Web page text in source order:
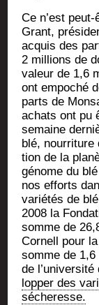
Ce n’est
Grant,
acquis des
2 mil­lions de
valeur de 1,6
ont empo­ché
parts de
achats ont pu
semaine
blé,
tion de la
génome du
nos efforts
varié­tés de
2008 la
somme de
Cor­nell pour
somme de
de
lop­per des
sécheresse.